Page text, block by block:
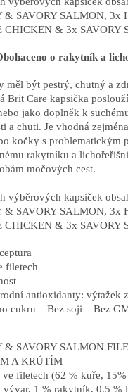
& SAVORY SALMON, 3x
CHICKEN & 3x SAVORY
o rakytník a
měl být pestrý, chutný a
Brit Care kapsička
jako doplněk k
a chuti. Je vhodná
kočky s problematickým
rakytníku a
močových cest.
výběrových kapsiček
& SAVORY SALMON, 3x
CHICKEN & 3x SAVORY
filetech
antioxidanty: výtažek
cukru – Bez soji – Bez
& SAVORY SALMON
A KRŮTÍM
ve filetech (62 % kuře,
vývar, 1 % rakytník, 0,5 %